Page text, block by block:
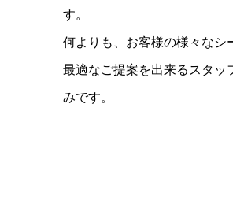
す。
何よりも、お客様の様々なシ
最適なご提案を出来るスタッ
みです。